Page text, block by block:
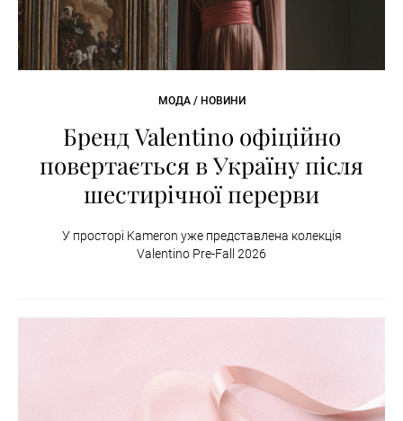
МОДА / НОВИНИ
Бренд Valentino офіційно
повертається в Україну після
шестирічної перерви
У просторі Kameron уже представлена колекція
Valentino Pre-Fall 2026